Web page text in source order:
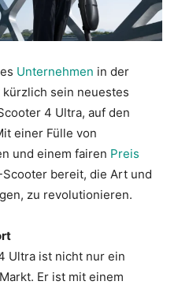
Unternehmen in der
sein neuestes
4 Ultra, auf den
einer Fülle von
und einem fairen Preis
bereit, die Art und
zu revolutionieren.
Ultra ist nicht nur ein
Er ist mit einem